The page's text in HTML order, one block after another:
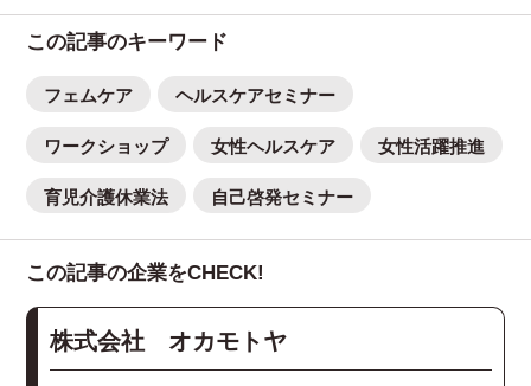
この記事のキーワード
フェムケア ヘルスケアセミナー
ワークショップ 女性ヘルスケア 女性活躍推進
育児介護休業法 自己啓発セミナー
この記事の企業をCHECK!
株式会社 オカモトヤ